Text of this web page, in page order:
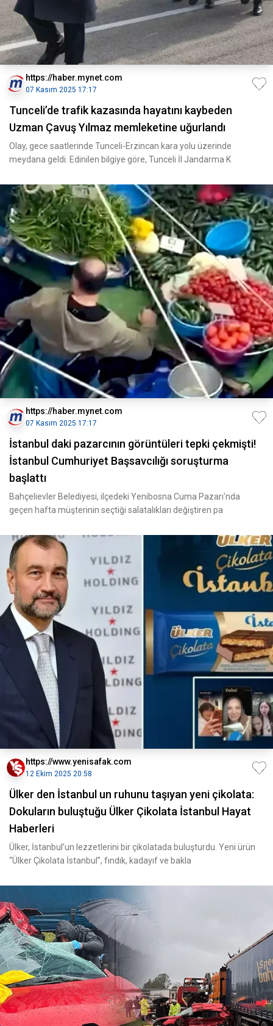
https://haber.mynet.com
07 Kasım 2025 17:17
Tunceli’de trafik kazasında hayatını kaybeden
Uzman Çavuş Yılmaz memleketine uğurlandı
Olay, gece saatlerinde Tunceli-Erzincan kara yolu üzerinde
meydana geldi. Edinilen bilgiye göre, Tunceli İl Jandarma K
https://haber.mynet.com
07 Kasım 2025 17:17
İstanbul daki pazarcının görüntüleri tepki çekmişti!
İstanbul Cumhuriyet Başsavcılığı soruşturma
başlattı
Bahçelievler Belediyesi, ilçedeki Yenibosna Cuma Pazarı'nda
geçen hafta müşterinin seçtiği salatalıkları değiştiren pa
https://www.yenisafak.com
12 Ekim 2025 20:58
Ülker den İstanbul un ruhunu taşıyan yeni çikolata:
Dokuların buluştuğu Ülker Çikolata İstanbul Hayat
Haberleri
Ülker, İstanbul’un lezzetlerini bir çikolatada buluşturdu. Yeni ürün
“Ülker Çikolata İstanbul”, fındık, kadayıf ve bakla